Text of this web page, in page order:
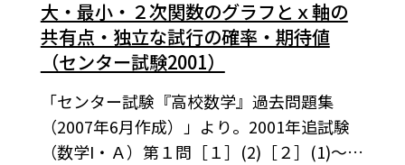
大・最小・２次関数のグラフとｘ軸の
共有点・独立な試行の確率・期待値
（センター試験2001）
「センター試験『高校数学』過去問題集
（2007年6月作成）」より。2001年追試験
（数学I・Ａ）第１問［１］(2)［２］(1)～